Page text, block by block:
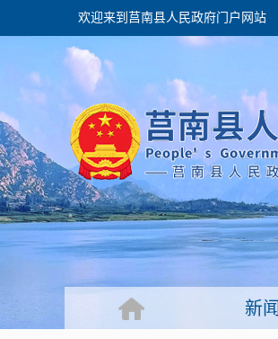
欢迎来到莒南县人民政府门户网站
新闻